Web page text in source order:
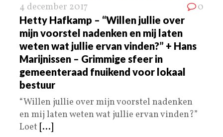
4 december 2017 0
Hetty Hafkamp – “Willen jullie over
mijn voorstel nadenken en mij laten
weten wat jullie ervan vinden?” + Hans
Marijnissen – Grimmige sfeer in
gemeenteraad fnuikend voor lokaal
bestuur
“Willen jullie over mijn voorstel nadenken
en mij laten weten wat jullie ervan vinden?”
Loet [...]